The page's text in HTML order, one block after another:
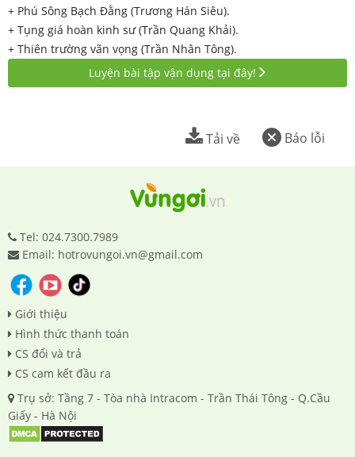
+ Phú Sông Bạch Đằng (Trương Hán Siêu).
+ Tụng giá hoàn kinh sư (Trần Quang Khải).
+ Thiên trường vãn vọng (Trần Nhân Tông).
Luyện bài tập vận dụng tại đây!
Báo lỗi
Tải về
Tel: 024.7300.7989
Email: hotrovungoi.vn@gmail.com
Giới thiệu
Hình thức thanh toán
CS đổi và trả
CS cam kết đầu ra
Trụ sở: Tầng 7 - Tòa nhà Intracom - Trần Thái Tông - Q.Cầu
Giấy - Hà Nội